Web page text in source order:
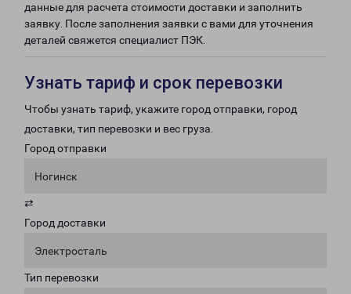
данные для расчета стоимости доставки и заполнить
заявку. После заполнения заявки с вами для уточнения
деталей свяжется специалист ПЭК.
Узнать тариф и срок перевозки
Чтобы узнать тариф, укажите город отправки, город
доставки, тип перевозки и вес груза.
Город отправки
Ногинск
⇄
Город доставки
Электросталь
Тип перевозки